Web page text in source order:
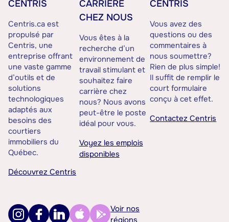
CENTRIS
Centris.ca est
propulsé par
Centris, une
entreprise offrant
une vaste gamme
d’outils et de
solutions
technologiques
adaptés aux
besoins des
courtiers
immobiliers du
Québec.
Découvrez Centris
CARRIÈRE
CHEZ NOUS
Vous êtes à la
recherche d’un
environnement de
travail stimulant et
souhaitez faire
carrière chez
nous? Nous avons
peut-être le poste
idéal pour vous.
Voyez les emplois
disponibles
CENTRIS
Vous avez des
questions ou des
commentaires à
nous soumettre?
Rien de plus simple!
Il suffit de remplir le
court formulaire
conçu à cet effet.
Contactez Centris
Voir nos